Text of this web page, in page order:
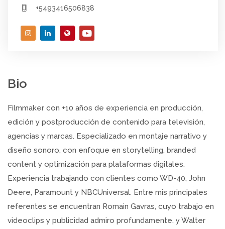
+5493416506838
Bio
Filmmaker con +10 años de experiencia en producción,
edición y postproducción de contenido para televisión,
agencias y marcas. Especializado en montaje narrativo y
diseño sonoro, con enfoque en storytelling, branded
content y optimización para plataformas digitales.
Experiencia trabajando con clientes como WD-40, John
Deere, Paramount y NBCUniversal. Entre mis principales
referentes se encuentran Romain Gavras, cuyo trabajo en
videoclips y publicidad admiro profundamente, y Walter